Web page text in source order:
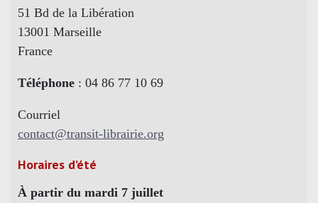
51 Bd de la Libération
13001 Marseille
France
Téléphone : 04 86 77 10 69
Courriel
contact@transit-librairie.org
Horaires d’été
À partir du mardi 7 juillet